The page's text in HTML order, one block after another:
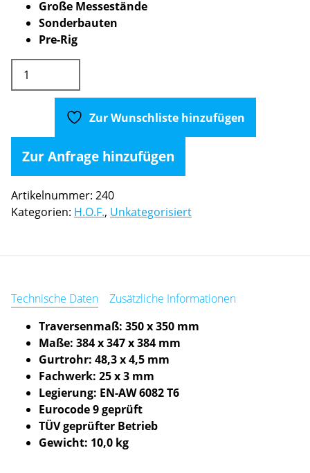
Große Messestände
Sonderbauten
Pre-Rig
HOFFORK
Weg
90°
Female
Zur Wunschliste hinzufügen
Zur Anfrage hinzufügen
Artikelnummer: 240
Kategorien: H.O.F., Unkategorisiert
Technische Daten
Zusätzliche Informationen
Traversenmaß: 350 x 350 mm
Maße: 384 x 347 x 384 mm
Gurtrohr: 48,3 x 4,5 mm
Fachwerk: 25 x 3 mm
Legierung: EN-AW 6082 T6
Eurocode 9 geprüft
TÜV geprüfter Betrieb
Gewicht: 10,0 kg